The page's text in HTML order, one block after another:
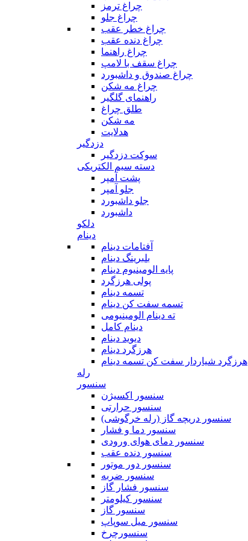
چراغ ترمز
چراغ جلو
چراغ خطر عقب
چراغ دنده عقب
چراغ راهنما
چراغ سقف با لامپ
چراغ صندوق و داشبورد
چراغ مه شکن
راهنمای گلگیر
طلق چراغ
مه شکن
هدلایت
دزدگیر
سوکت دزدگیر
دسته سیم الکتریکی
پشت آمپر
جلو آمپر
جلو داشبورد
داشبورد
دلکو
دینام
آفتامات دینام
بلبرینگ دینام
پایه الومینیوم دینام
پولی هرزگرد
تسمه دینام
تسمه سفت کن دینام
ته دینام الومینیومی
دینام کامل
دیوید دینام
هرزگرد دینام
هرزگرد شیاردار سفت کن تسمه دینام
رله
سنسور
سنسور اکسیژن
سنسور حرارتی
سنسور دریچه گاز (رله خرگوشی)
سنسور دما و فشار
سنسور دمای هوای ورودی
سنسور دنده عقب
سنسور دور موتور
سنسور ضربه
سنسور فشار گاز
سنسور کیلومتر
سنسور گاز
سنسور میل سوپاپ
سنسورچرخ